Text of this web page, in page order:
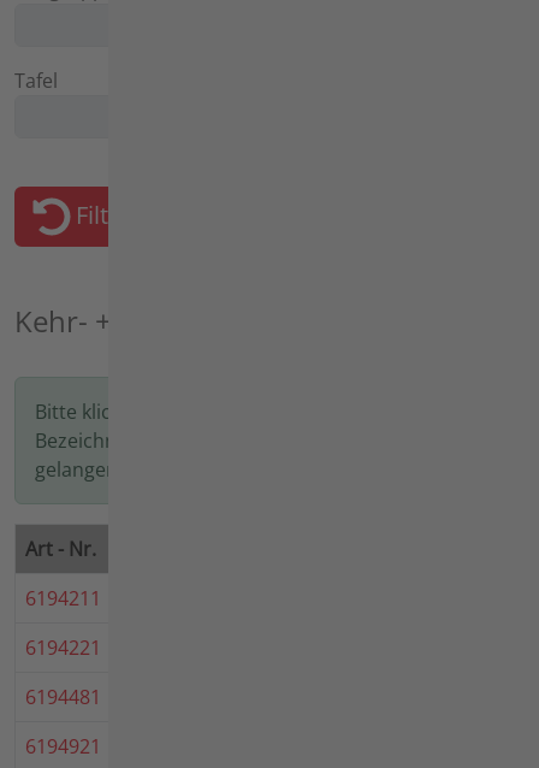
Tafel
Filter zurücksetzen
Kehr- +Pflegegerät 6194 ...
Bitte klicken Sie auf die Artikelnummer oder
Bezeichnung, um in den nächsten Schritt zu
gelangen.
Art - Nr.
6194211
6194221
6194481
6194921